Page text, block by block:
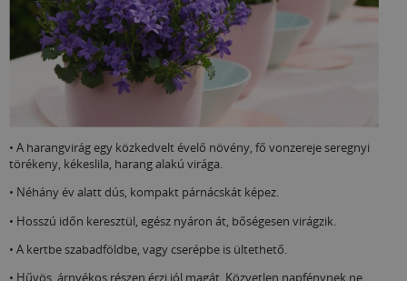
• A harangvirág egy közkedvelt évelő növény, fő vonzereje seregnyi
törékeny, kékeslila, harang alakú virága.
• Néhány év alatt dús, kompakt párnácskát képez.
• Hosszú időn keresztül, egész nyáron át, bőségesen virágzik.
• A kertbe szabadföldbe, vagy cserépbe is ültethető.